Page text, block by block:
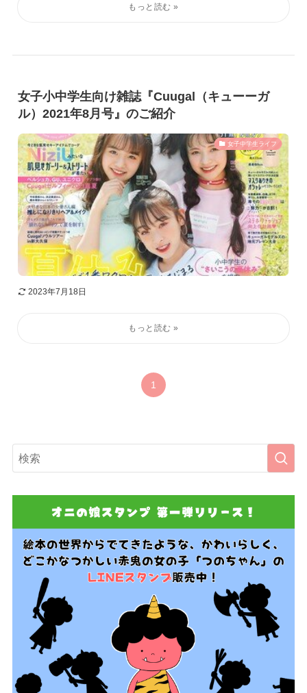
女子小中学生向け雑誌『Cuugal（キューーガ
ル）2021年8月号』のご紹介
女子中学生ライフ
2023年7月18日
1